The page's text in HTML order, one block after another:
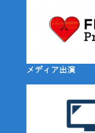
メディア出演